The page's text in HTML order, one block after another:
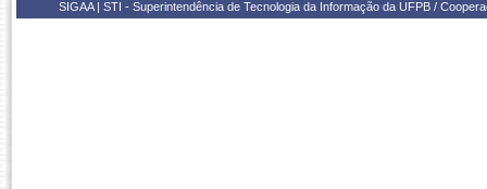
SIGAA | STI - Superintendência de Tecnologia da Informação da UFPB /